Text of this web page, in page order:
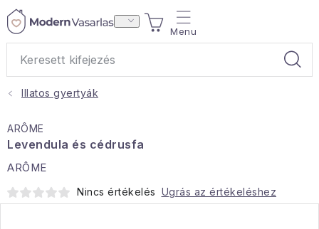
Ugrás
KOSÁR
Ajándékok
Otthoni illatok
Illatos gyertyák
ARÔME
Levendula és cédrusfa
ARÔME
Nincs értékelés Ugrás az értékeléshez